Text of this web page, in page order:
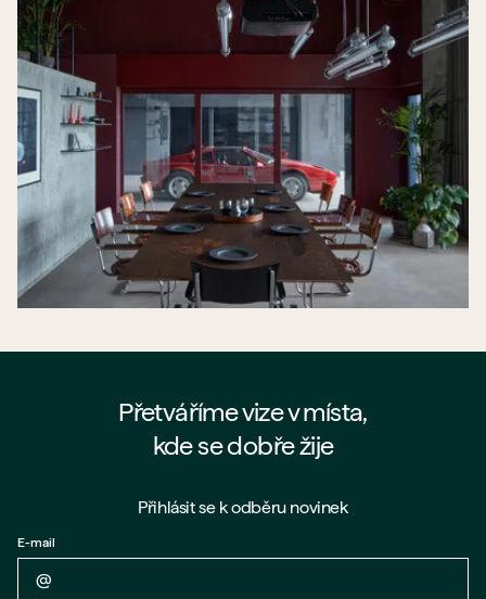
Přetváříme vize v místa,
kde se dobře žije
Přihlásit se k odběru novinek
E-mail